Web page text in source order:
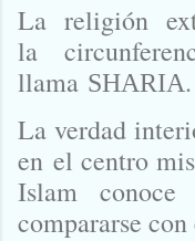
La religión ex
la
llama SHARIA.
La verdad inte
enel centro
Islam conoce
compararse